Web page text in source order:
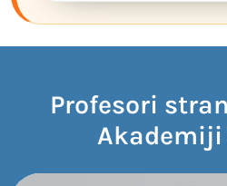
Profesori
Akademiji